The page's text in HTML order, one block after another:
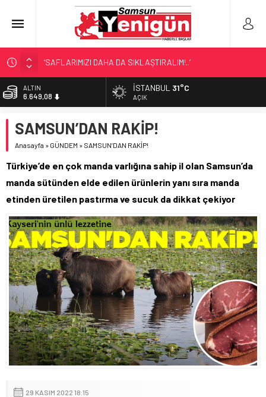
‘SAFLARIMIZI DAHA DA SIKLAŞTIRALIM!..’
SAMSUN’DA ‘DOSTLUK’ GÖSTERİSİ!
BİR SAMSUN KLASİĞİ!
LÖSEV’İN KAHRAMANLARI!
ALTIN
6.649,08
13.879,11
DOLAR
55,1592
İSTANBUL 31°C
AÇIK
SAMSUN’DAN RAKİP!
Anasayfa » GÜNDEM » SAMSUN’DAN RAKİP!
Türkiye’de en çok manda varlığına sahip il olan Samsun’da
manda sütünden elde edilen ürünlerin yanı sıra manda
etinden üretilen pastırma ve sucuk da dikkat çekiyor
29 KASIM 2022 18:15